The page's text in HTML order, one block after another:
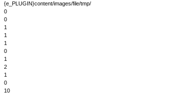
{e_PLUGIN}content/images/file/tmp/
0
0
1
1
1
0
1
2
1
0
10